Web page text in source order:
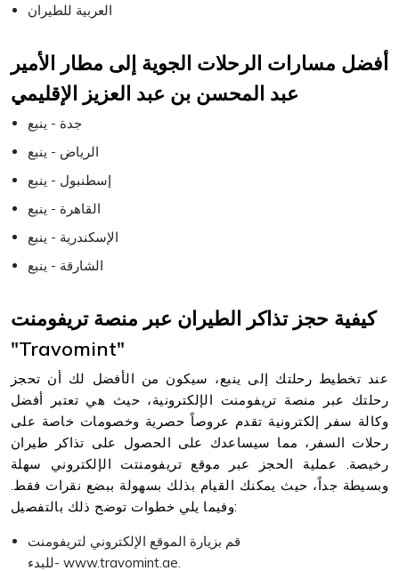
العربية للطيران
أفضل مسارات الرحلات الجوية إلى مطار الأمير
عبد المحسن بن عبد العزيز الإقليمي
جدة - ينبع
الرياض - ينبع
إسطنبول - ينبع
القاهرة - ينبع
الإسكندرية - ينبع
الشارقة - ينبع
كيفية حجز تذاكر الطيران عبر منصة تريفومنت
"Travomint"
عند تخطيط رحلتك إلى ينبع، سيكون من الأفضل لك أن تحجز
رحلتك عبر منصة تريفومنت الإلكترونية، حيث هي تعتبر أفضل
وكالة سفر إلكترونية تقدم عروصاً حصرية وخصومات خاصة على
رحلات السفر، مما سيساعدك على الحصول على تذاكر طيران
رخيصة. عملية الحجز عبر موقع تريفومنتت الإلكتروني سهلة
وبسيطة جداً، حيث يمكنك القيام بذلك بسهولة ببضع نقرات فقط.
وفيما يلي خطوات توضح ذلك بالتفصيل:
قم بزيارة الموقع الإلكتروني لتريفومنت
للبدء- www.travomint.ae.